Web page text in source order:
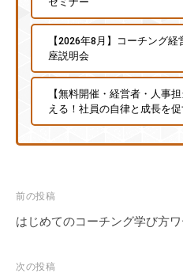
【2026年8月】コーチング
座説明会
【無料開催・経営者・人事
える！社員の自律と成長を
投
稿
ビ
前の投稿
はじめてのコーチング学び方
次の投稿